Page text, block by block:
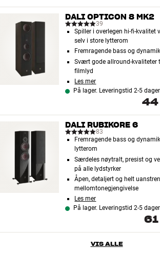
DALI OPTICON 8 MK2
39
Spiller i overlegen hi-fi-kvalitet
selv i store lytterom
Fremragende bass og
Svært gode allround-kvaliteter
filmlyd
Les mer
På lager. Leveringstid 2-5 dager
DALI RUBIKORE 6
83
Fremragende bass og
lytterom
Særdeles nøytralt, presist og
på alle lydstyrker
Åpen, detaljert og helt
mellomtonegjengivelse
Les mer
På lager. Leveringstid 2-5 dager
VIS ALLE